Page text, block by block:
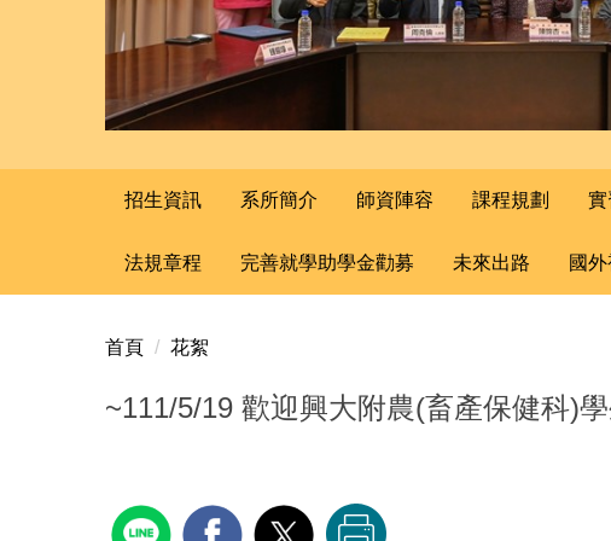
招生資訊 系所簡介 師資陣容 課程規劃 實
法規章程 完善就學助學金勸募 未來出路 國
首頁 花絮
~111/5/19 歡迎興大附農(畜產保健科)